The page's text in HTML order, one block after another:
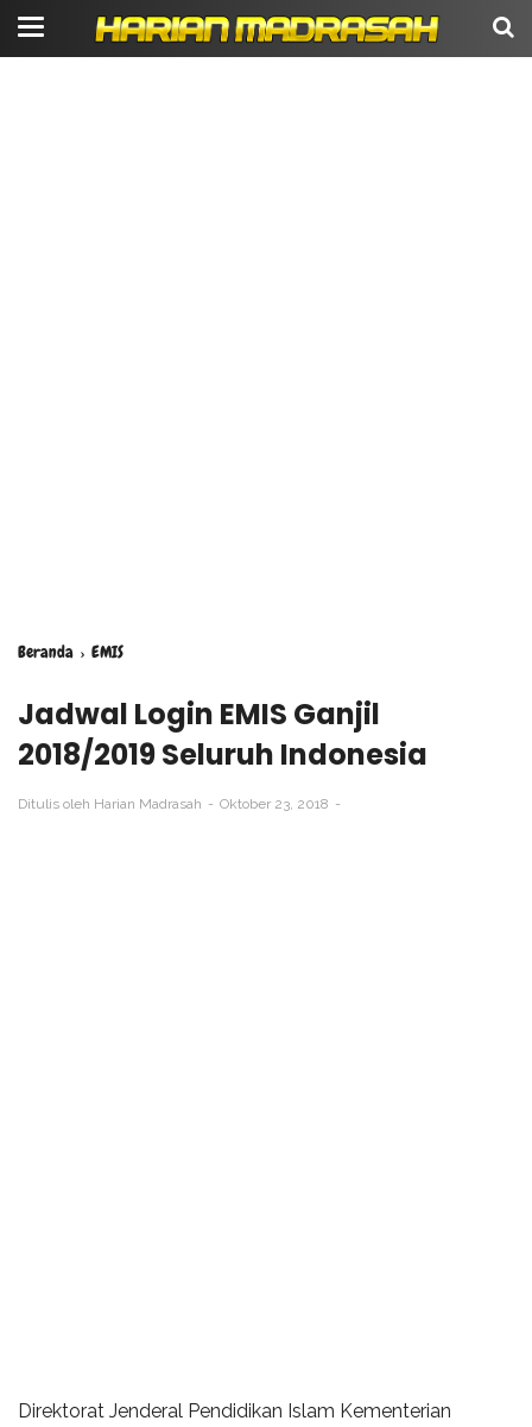
Beranda › EMIS
Jadwal Login EMIS Ganjil
2018/2019 Seluruh Indonesia
Ditulis oleh Harian Madrasah Oktober 23, 2018
Direktorat Jenderal Pendidikan Islam Kementerian